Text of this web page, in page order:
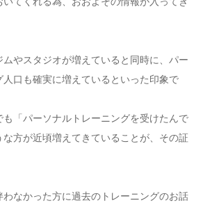
ムやスタジオが増えていると同時に、パー
人口も確実に増えているといった印象で
「パーソナルトレーニングを受けたんで
方が近頃増えてきていることが、その証
わなかった方に過去のトレーニングのお話